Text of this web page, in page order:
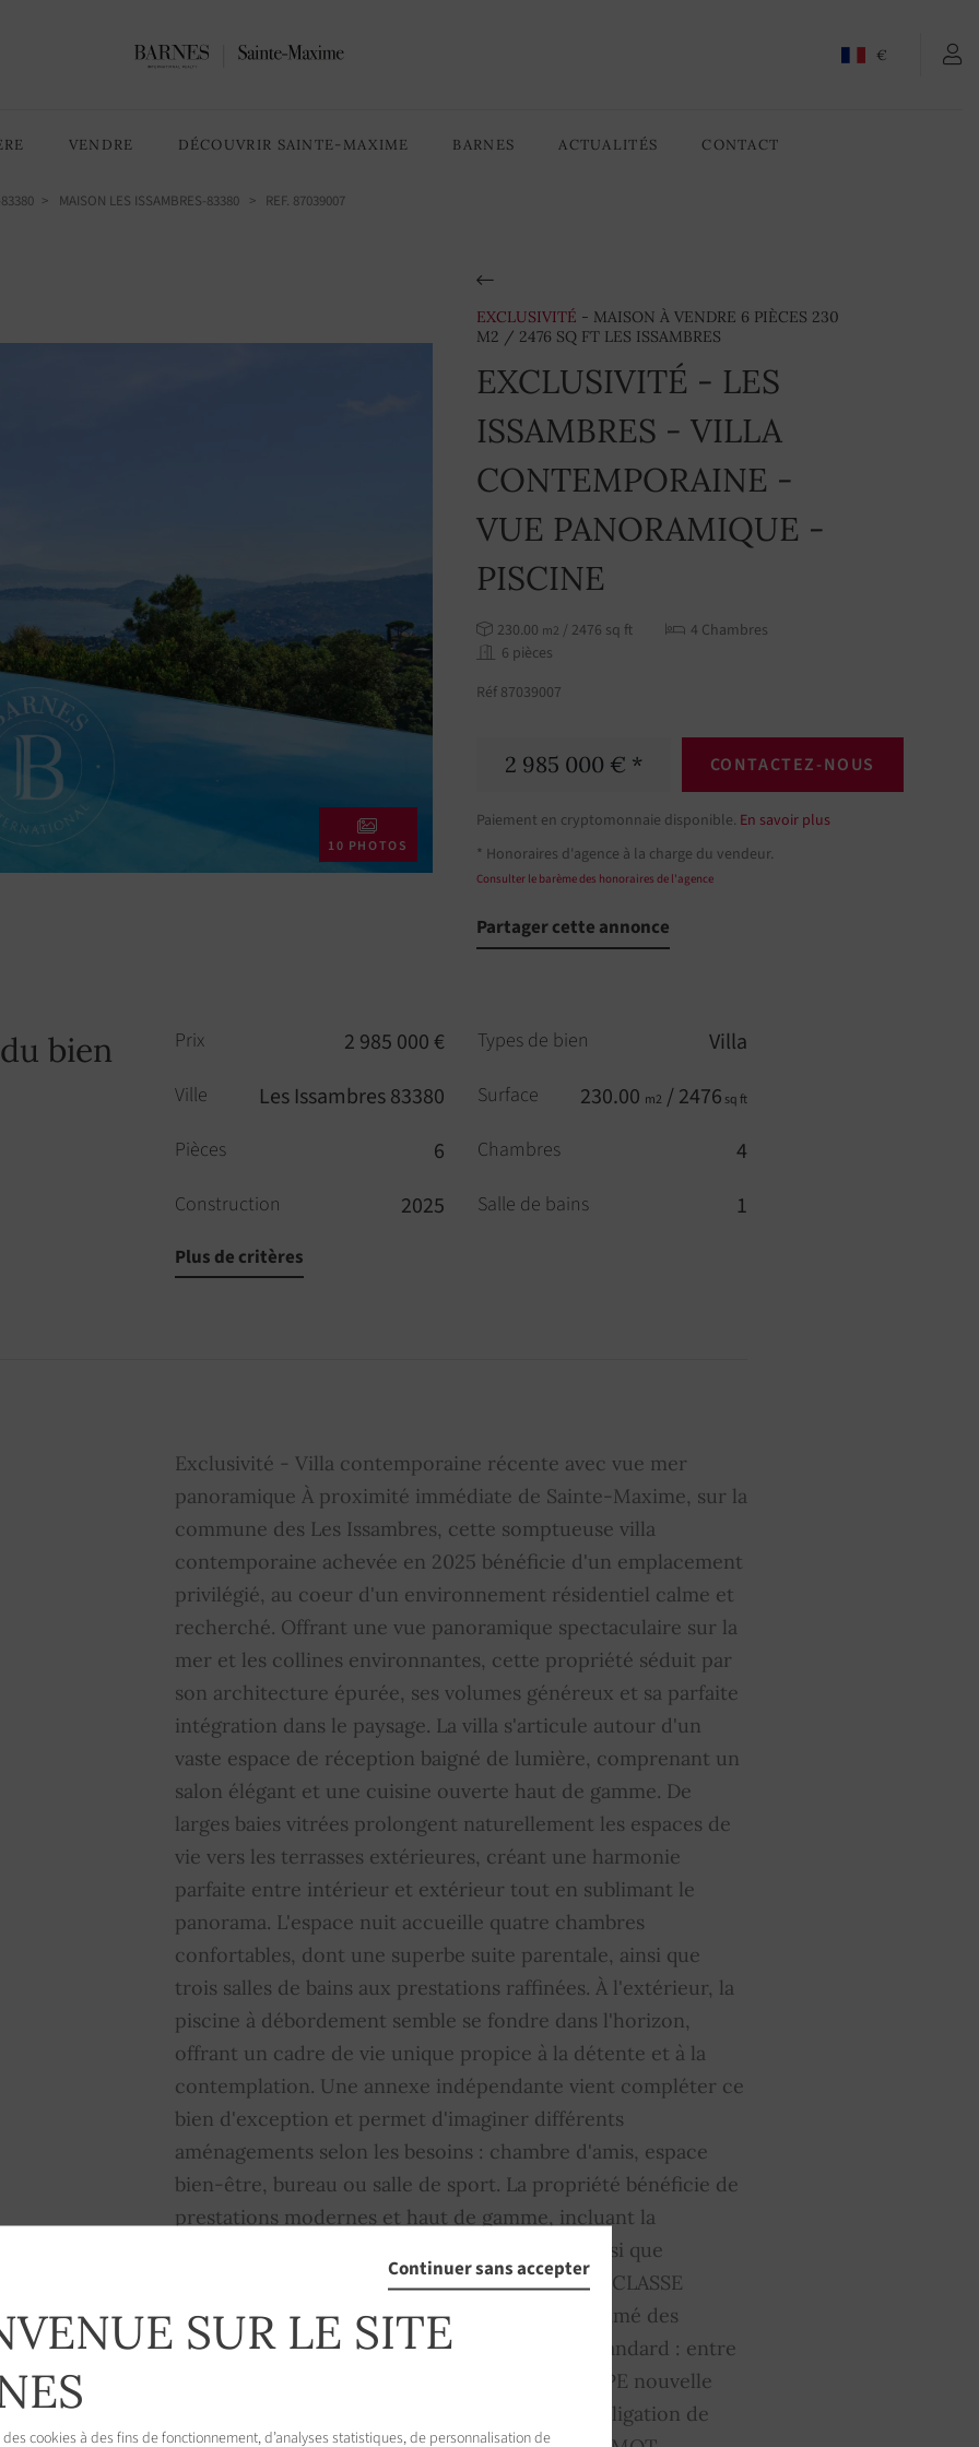
€
VENDRE DÉCOUVRIR SAINTE-MAXIME BARNES ACTUALITÉS CONTACT
MAISON LES ISSAMBRES-83380 > REF. 87039007
10 PHOTOS
EXCLUSIVITÉ - MAISON À VENDRE 6 PIÈCES 230
M2 / 2476 SQ FT LES ISSAMBRES
EXCLUSIVITÉ - LES
ISSAMBRES - VILLA
CONTEMPORAINE -
VUE PANORAMIQUE -
PISCINE
230.00 m2 / 2476 sq ft
4 Chambres
6 pièces
Réf 87039007
2 985 000 € * CONTACTEZ-NOUS
Paiement en cryptomonnaie disponible. En savoir plus
* Honoraires d'agence à la charge du vendeur.
Consulter le barème des honoraires de l'agence
Partager cette annonce
bien Prix 2 985 000 € Types de bien Villa
Ville Les Issambres 83380 Surface 230.00 m2 / 2476 sq ft
Pièces 6 Chambres 4
Construction 2025 Salle de bains 1
Salles de douche
Double vitrage OUI Arrosage
Portail électrique OUI Fenêtres coulissantes
Éclairage extérieur OUI Adoucisseur d'eau OUI
Bien soumis au régime de
la copropriété
NON
Montant moyen de la quote-
part de charges courantes
0
Plus de critères
Exclusivité - Villa contemporaine récente avec vue mer
panoramique À proximité immédiate de Sainte-Maxime, sur la
commune des Les Issambres, cette somptueuse villa
contemporaine achevée en 2025 bénéficie d'un emplacement
privilégié, au coeur d'un environnement résidentiel calme et
recherché. Offrant une vue panoramique spectaculaire sur la
mer et les collines environnantes, cette propriété séduit par
son architecture épurée, ses volumes généreux et sa parfaite
intégration dans le paysage. La villa s'articule autour d'un
vaste espace de réception baigné de lumière, comprenant un
salon élégant et une cuisine ouverte haut de gamme. De
larges baies vitrées prolongent naturellement les espaces de
vie vers les terrasses extérieures, créant une harmonie
parfaite entre intérieur et extérieur tout en sublimant le
panorama. L'espace nuit accueille quatre chambres
confortables, dont une superbe suite parentale, ainsi que
trois salles de bains aux prestations raffinées. À l'extérieur, la
piscine à débordement semble se fondre dans l'horizon,
offrant un cadre de vie unique propice à la détente et à la
contemplation. Une annexe indépendante vient compléter ce
bien d'exception et permet d'imaginer différents
aménagements selon les besoins : chambre d'amis, espace
bien-être, bureau ou salle de sport. La propriété bénéficie de
prestations modernes et haut de gamme, incluant la
climatisation réversible, un parking couvert ainsi que
plusieurs places de stationnement extérieures. CLASSE
ÉNERGIE : A - CLASSE CLIMAT : A Montant estimé des
dépenses annuelles d'énergie pour un usage standard : entre
1 010 € et 1 420 € (année de référence 2025) DPE nouvelle
version Bien situé dans une zone soumise à l'obligation de
Continuer sans accepter
SUR LE SITE
des cookies à des fins de fonctionnement, d’analyses statistiques, de personnalisation de